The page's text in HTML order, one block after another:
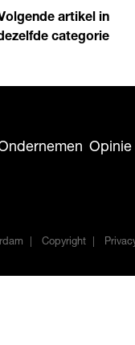
artikel in
categorie
Opinie
Copyright